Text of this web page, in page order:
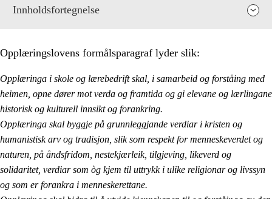
Innholdsfortegnelse
Opplæringslovens formålsparagraf lyder slik:
Opplæringa i skole og lærebedrift skal, i samarbeid og forståing med
heimen, opne dører mot verda og framtida og gi elevane og lærlingane
historisk og kulturell innsikt og forankring.
Opplæringa skal byggje på grunnleggjande verdiar i kristen og
humanistisk arv og tradisjon, slik som respekt for menneskeverdet og
naturen, på åndsfridom, nestekjærleik, tilgjeving, likeverd og
solidaritet, verdiar som òg kjem til uttrykk i ulike religionar og livssyn
og som er forankra i menneskerettane.